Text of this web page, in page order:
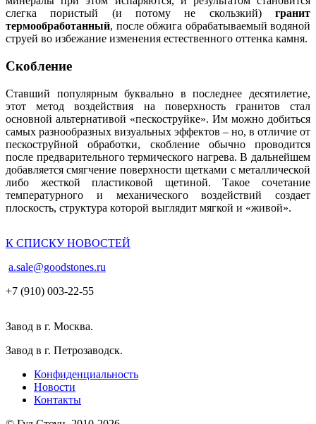
слегка пористый (и потому не скользкий) гранит
термообработанный, после обжига обрабатываемый водяной
струей во избежание изменения естественного оттенка камня.
Скобление
Ставший популярным буквально в последнее десятилетие,
этот метод воздействия на поверхность гранитов стал
основной альтернативой «пескоструйке». Им можно добиться
самых разнообразных визуальных эффектов – но, в отличие от
пескоструйной обработки, скобление обычно проводится
после предварительного термического нагрева. В дальнейшем
добавляется смягчение поверхности щетками с металлической
либо жесткой пластиковой щетиной. Такое сочетание
температурного и механического воздействий создает
плоскость, структура которой выглядит мягкой и «живой».
К СПИСКУ НОВОСТЕЙ
a.sale@goodstones.ru
+7 (910) 003-22-55
Завод в г. Москва.
Завод в г. Петрозаводск.
Конфиденциальность
Новости
Контакты